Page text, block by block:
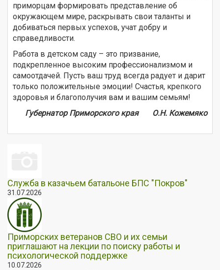
приморцам формировать представление об
окружающем мире, раскрывать свои таланты и
добиваться первых успехов, учат добру и
справедливости.
Работа в детском саду – это призвание,
подкрепленное высоким профессионализмом и
самоотдачей. Пусть ваш труд всегда радует и дарит
только положительные эмоции! Счастья, крепкого
здоровья и благополучия вам и вашим семьям!
Губернатор Приморского края О.Н. Кожемяко
Служба в казачьем батальоне БПС "Покров"
31.07.2026
Приморских ветеранов СВО и их семьи
приглашают на лекции по поиску работы и
психологической поддержке
10.07.2026